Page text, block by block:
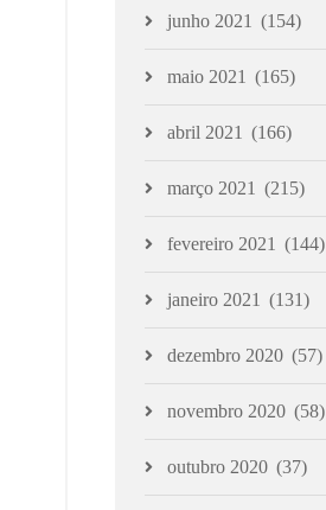
junho 2021 (154)
maio 2021 (165)
abril 2021 (166)
março 2021 (215)
fevereiro 2021 (144)
janeiro 2021 (131)
dezembro 2020 (57)
novembro 2020 (58)
outubro 2020 (37)